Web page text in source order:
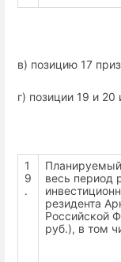
в) позицию 17
г) позиции 19 и
1
9
.
весь период
резидента
Российской
руб.), в том